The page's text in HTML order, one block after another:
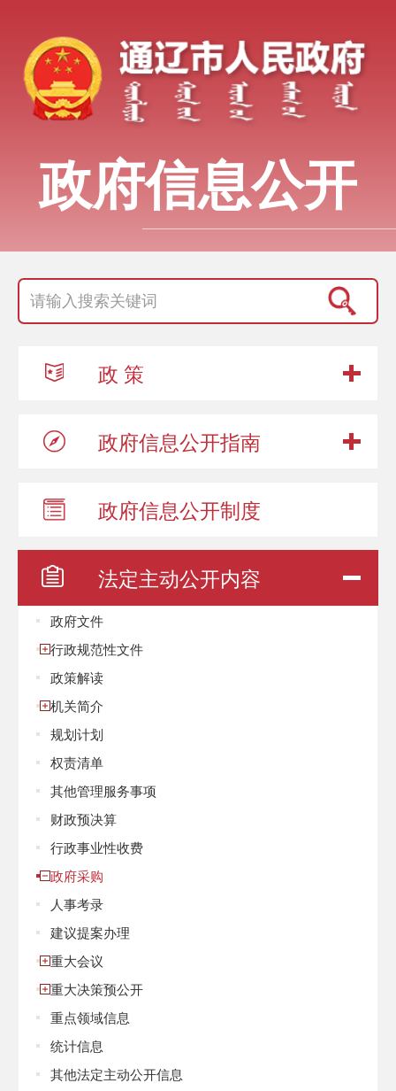
政府信息公开
政 策
政府信息公开指南
政府信息公开制度
法定主动公开内容
政府文件
行政规范性文件
政策解读
机关简介
规划计划
权责清单
其他管理服务事项
财政预决算
行政事业性收费
政府采购
人事考录
建议提案办理
重大会议
重大决策预公开
重点领域信息
统计信息
其他法定主动公开信息